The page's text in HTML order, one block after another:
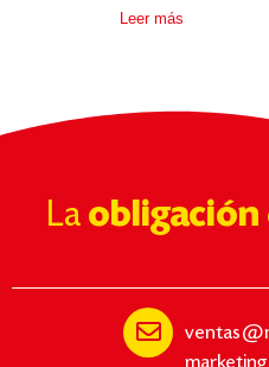
Leer más
La obligación